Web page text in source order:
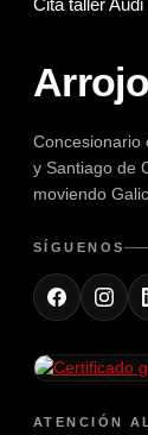
Cita taller Audi
Arrojo
Concesionario
y Santiago de
moviendo
SÍGUENOS
ATENCIÓN